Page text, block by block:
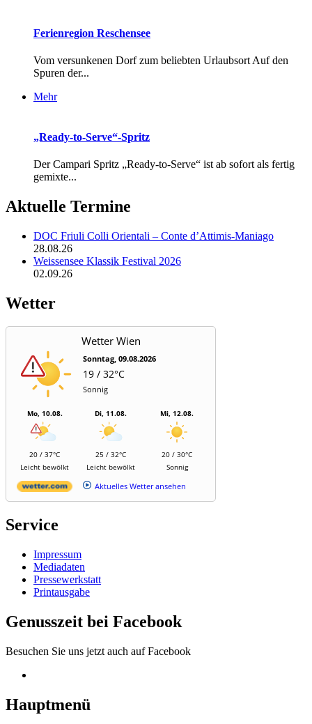
Ferienregion Reschensee
Vom versunkenen Dorf zum beliebten Urlaubsort Auf den
Spuren der...
Mehr
„Ready-to-Serve“-Spritz
Der Campari Spritz „Ready-to-Serve“ ist ab sofort als fertig
gemixte...
Aktuelle Termine
DOC Friuli Colli Orientali – Conte d’Attimis-Maniago
28.08.26
Weissensee Klassik Festival 2026
02.09.26
Wetter
Wetter Wien
Sonntag, 09.08.2026
19 / 32°C
Sonnig
Mo, 10.08.
20 / 37°C
Leicht bewölkt
Di, 11.08.
25 / 32°C
Leicht bewölkt
Mi, 12.08.
20 / 30°C
Sonnig
Aktuelles Wetter ansehen
Service
Impressum
Mediadaten
Pressewerkstatt
Printausgabe
Genusszeit bei Facebook
Besuchen Sie uns jetzt auch auf Facebook
Hauptmenü